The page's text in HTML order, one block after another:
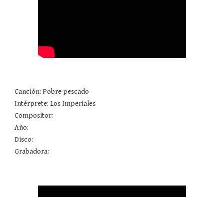
Canción: Pobre pescado
Intérprete: Los Imperiales
Compositor:
Año:
Disco:
Grabadora: